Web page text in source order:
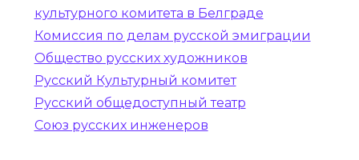
культурного комитета в Белграде
Комиссия по делам русской эмиграции
Общество русских художников
Русский Культурный комитет
Русский общедоступный театр
Союз русских инженеров